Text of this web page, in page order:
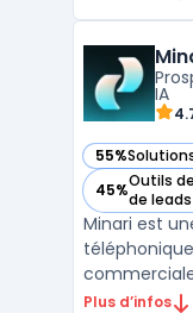
contact
temps réel à
...
IA
55%
— voir Minari
45%Outils
de leads
— voir Minari
Minari est
la gestion et
Plus d’infos